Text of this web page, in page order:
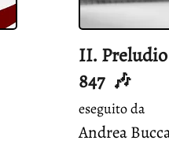
II.
847 🎶
eseguito da
Andrea